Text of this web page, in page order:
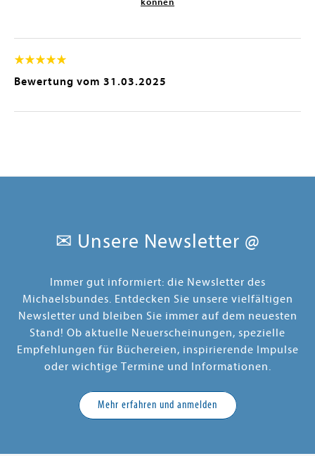
Bewertung vom 31.03.2025
✉ Unsere Newsletter @
Immer gut informiert: die Newsletter des
Michaelsbundes. Entdecken Sie unsere vielfältigen
Newsletter und bleiben Sie immer auf dem neuesten
Stand! Ob aktuelle Neuerscheinungen, spezielle
Empfehlungen für Büchereien, inspirierende Impulse
oder wichtige Termine und Informationen.
Mehr erfahren und anmelden